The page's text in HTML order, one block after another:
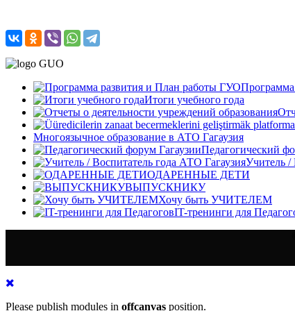
Итоги учебного года
Многоязычное образование в АТО Гагаузия
Педагогический
Учитель /
ОДАРЕННЫЕ ДЕТИ
ВЫПУСКНИКУ
Хочу быть УЧИТЕЛЕМ
IT-тренинги для
Please publish modules in offcanvas position.